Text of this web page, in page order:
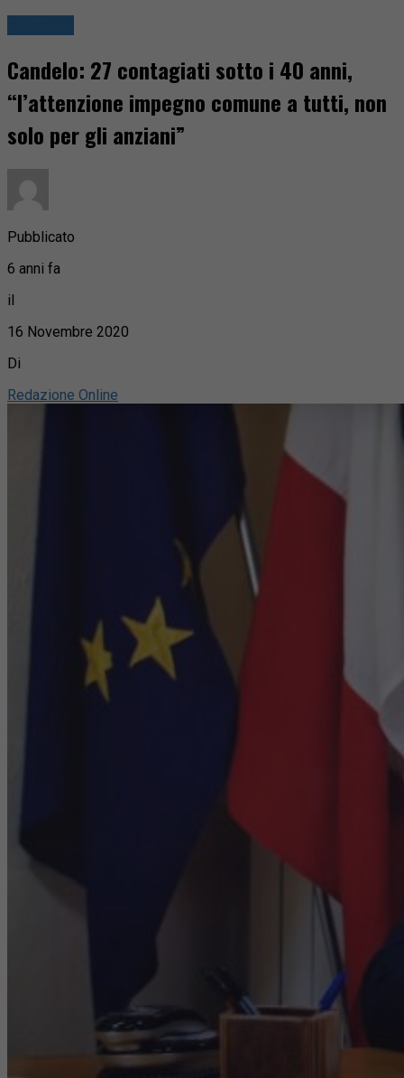
Candelo: 27 contagiati sotto i 40 anni,
“l’attenzione impegno comune a tutti, non
solo per gli anziani”
Pubblicato
6 anni fa
il
16 Novembre 2020
Di
Redazione Online